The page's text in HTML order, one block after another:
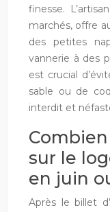
finesse.
marchés, offre
des petites
vannerie à des
est crucial
sable ou de
interdit et
sur le
en juin
Après le billet